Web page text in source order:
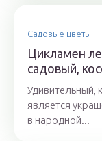
Садовые цветы
Цикламен
садовый,
Удивительный,
является
в народной...